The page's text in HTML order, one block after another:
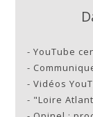
-YouTube
-
-Vidéos
- "Loire